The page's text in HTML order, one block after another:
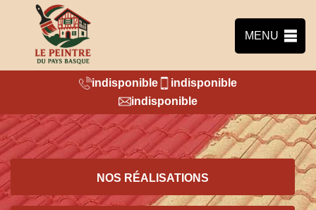
MENU
indisponible
indisponible
indisponible
NOS RÉALISATIONS